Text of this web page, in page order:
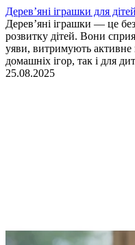
Дерев’яні іграшки для дітей
Дерев’яні іграшки — це
розвитку дітей. Вони
уяви, витримують активне
домашніх ігор, так і для
25.08.2025